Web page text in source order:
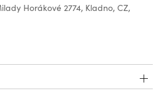
Horákové 2774, Kladno, CZ,